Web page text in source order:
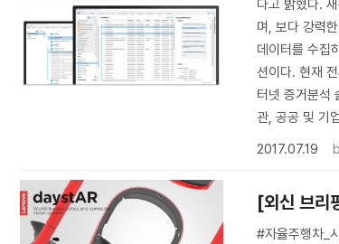
다고 밝혔다.
며, 보다 강력
데이터를 수집
션이다. 현재
터넷 증거분석
관, 공공 및 기
2017.07.19
[외신 브리
#자율주행차_